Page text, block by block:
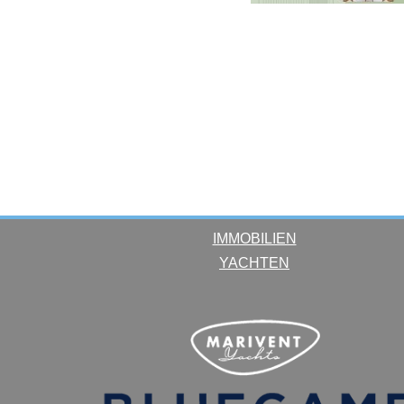
IMMOBILIEN
YACHTEN